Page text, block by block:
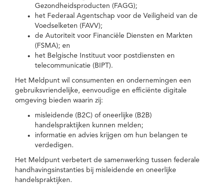
Gezondheidsproducten (FAGG);
het Federaal Agentschap voor de Veiligheid van de
Voedselketen (FAVV);
de Autoriteit voor Financiële Diensten en Markten
(FSMA); en
het Belgische Instituut voor postdiensten en
telecommunicatie (BIPT).
Het Meldpunt wil consumenten en ondernemingen een
gebruiksvriendelijke, eenvoudige en efficiënte digitale
omgeving bieden waarin zij:
misleidende (B2C) of oneerlijke (B2B)
handelspraktijken kunnen melden;
informatie en advies krijgen om hun belangen te
verdedigen.
Het Meldpunt verbetert de samenwerking tussen federale
handhavingsinstanties bij misleidende en oneerlijke
handelspraktijken.